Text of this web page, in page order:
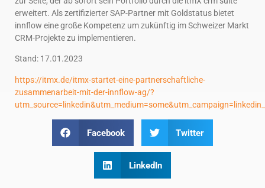
erweitert. Als zertifizierter SAP-Partner mit Goldstatus bietet
innflow eine große Kompetenz um zukünftig im Schweizer Markt
CRM-Projekte zu implementieren.
Stand: 17.01.2023
https://itmx.de/itmx-startet-eine-partnerschaftliche-
zusammenarbeit-mit-der-innflow-ag/?
Facebook Twitter
LinkedIn